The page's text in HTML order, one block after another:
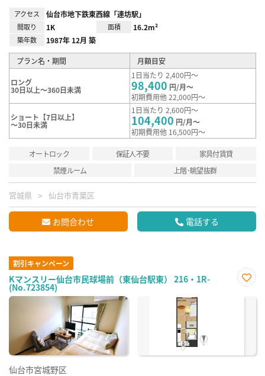
アクセス 仙台市地下鉄東西線「連坊駅」
間取り 1K 面積 16.2m²
築年数 1987年 12月 築
プラン名・期間 月額目安
ロング
30日以上～360日未満
1日当たり 2,400円～
98,400 円/月～
初期費用他 22,000円～
ショート【7日以上】
～30日未満
1日当たり 2,600円～
104,400 円/月～
初期費用他 16,500円～
オートロック 保証人不要
家具付賃貸
禁煙ルーム
上階･眺望抜群
宮城県 仙台市青葉区
お問合わせ 電話する
割引キャンペーン
Kマンスリー仙台市民球場前（東仙台駅東） 216・1R-
(No.723854)
に入
仙台市宮城野区